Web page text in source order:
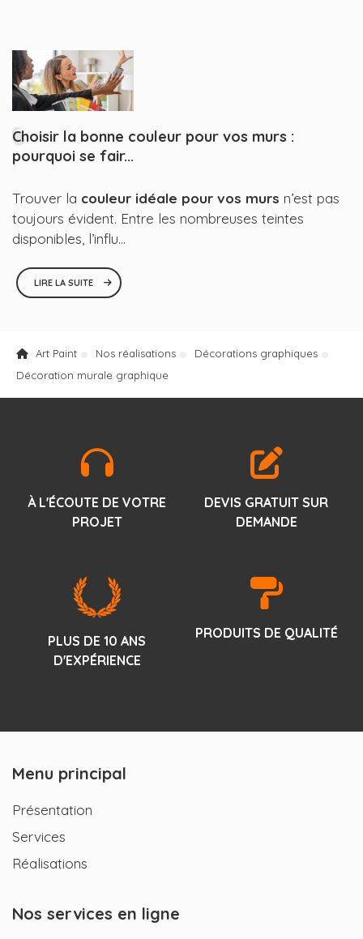
Choisir la bonne couleur pour vos murs :
pourquoi se fair...
Trouver la couleur idéale pour vos murs n’est pas
toujours évident. Entre les nombreuses teintes
disponibles, l’influ...
LIRE LA SUITE
Art Paint Nos réalisations
Décorations graphiques
Décoration murale graphique
À L'ÉCOUTE DE VOTRE
PROJET
DEVIS GRATUIT SUR
DEMANDE
PLUS DE 10 ANS
D'EXPÉRIENCE
PRODUITS DE QUALITÉ
Menu principal
Présentation
Services
Réalisations
Nos services en ligne